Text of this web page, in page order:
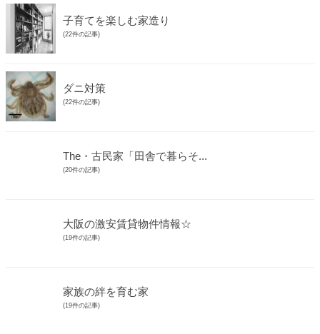
子育てを楽しむ家造り
(22件の記事)
ダニ対策
(22件の記事)
The・古民家「田舎で暮らそ...
(20件の記事)
大阪の激安賃貸物件情報☆
(19件の記事)
家族の絆を育む家
(19件の記事)